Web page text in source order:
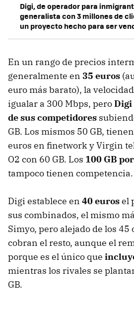
Digi, de operador para
generalista con 3 millones de
un proyecto hecho para ser
En un rango de precios
generalmente en 35 euros
euro más barato), la
igualar a 300 Mbps, peroDigi
de sus competidores
GB. Los mismos 50 GB,
euros en finetwork y Virgin
O2 con 60 GB. Los 100 GB
tampoco tienen competencia.
Digi establece en 40 eurosel
sus combinados, el mismo
Simyo, pero alejado de los 45
cobran el resto, aunque el
porque es el único que
mientras los rivales se
GB.